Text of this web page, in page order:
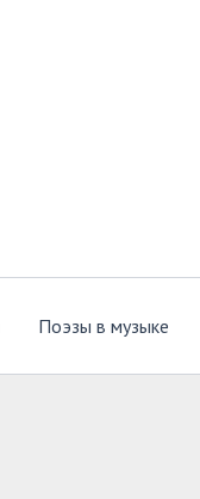
Поэзы в музыке